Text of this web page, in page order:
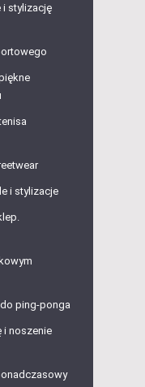
i stylizację
i stylizacje
ping-ponga
i noszenie